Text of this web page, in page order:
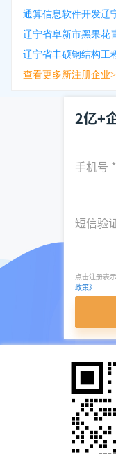
通算信息软件开发辽
辽宁省阜新市黑果花
辽宁省丰硕钢结构工
查看更多新注册企业
2亿+
手机号 *
短信验
点击注册表
政策》